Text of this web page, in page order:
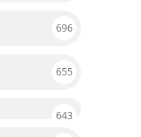
696
655
643